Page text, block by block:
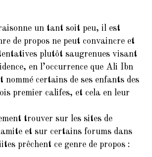
un tant soit peu, il est
de propos ne peut convaincre et
plutôt saugrenues visant
en l’occurrence que Ali Ibn
nommé certains de ses enfants des
premier califes, et cela en leur
trouver sur les sites de
et sur certains forums dans
prêchent ce genre de propos :